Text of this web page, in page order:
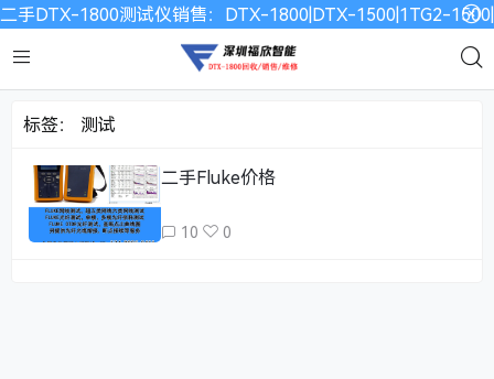
二手DTX-1800测试仪销售：DTX-1800|DTX-1500|1TG2-
标签： 测试
二手Fluke价格
10 0